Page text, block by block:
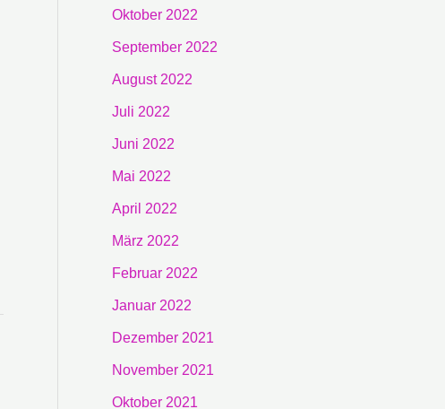
Oktober 2022
September 2022
August 2022
Juli 2022
Juni 2022
Mai 2022
April 2022
März 2022
Februar 2022
Januar 2022
Dezember 2021
November 2021
Oktober 2021